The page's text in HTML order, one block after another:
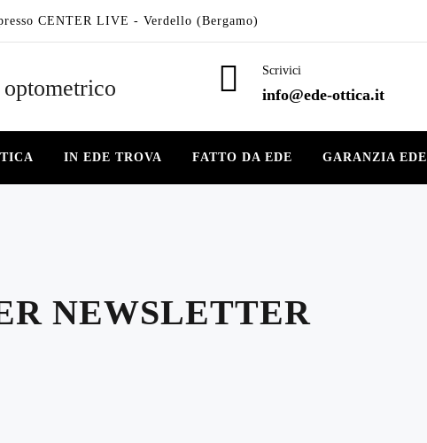
CENTER LIVE - Verdello (Bergamo)
Scrivici
info@ede-ottica.it
IN EDE TROVA FATTO DA EDE GARANZIA EDE
NEWSLETTER